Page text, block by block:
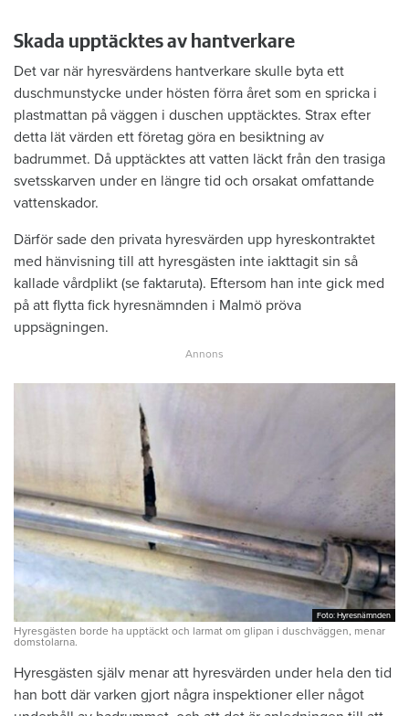
Skada upptäcktes av hantverkare
Det var när hyresvärdens hantverkare skulle byta ett
duschmunstycke under hösten förra året som en spricka i
plastmattan på väggen i duschen upptäcktes. Strax efter
detta lät värden ett företag göra en besiktning av
badrummet. Då upptäcktes att vatten läckt från den trasiga
svetsskarven under en längre tid och orsakat omfattande
vattenskador.
Därför sade den privata hyresvärden upp hyreskontraktet
med hänvisning till att hyresgästen inte iakttagit sin så
kallade vårdplikt (se faktaruta). Eftersom han inte gick med
på att flytta fick hyresnämnden i Malmö pröva
uppsägningen.
Foto: Hyresnämnden
Foto: Hyresnämnden
Hyresgästen borde ha upptäckt och larmat om glipan i duschväggen, menar
domstolarna.
Hyresgästen själv menar att hyresvärden under hela den tid
han bott där varken gjort några inspektioner eller något